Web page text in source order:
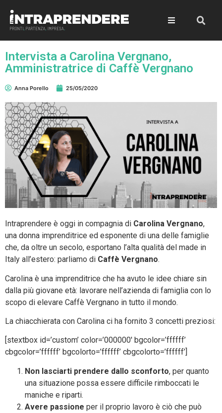
Intervista a Carolina Vergnano,
Amministratrice di Caffè Vergnano
Anna Porello 25/05/2020
Intraprendere è oggi in compagnia di Carolina Vergnano,
una donna imprenditrice ed esponente di una delle famiglie
che, da oltre un secolo, esportano l’alta qualità del made in
Italy all’estero: parliamo di Caffè Vergnano.
Carolina è una imprenditrice che ha avuto le idee chiare sin
dalla più giovane età: lavorare nell’azienda di famiglia con lo
scopo di elevare Caffè Vergnano in tutto il mondo.
La chiacchierata con Carolina ci ha fornito 3 concetti preziosi:
[stextbox id=’custom’ color=’000000′ bgcolor=’ffffff’
cbgcolor=’ffffff’ bgcolorto=’ffffff’ cbgcolorto=’ffffff’]
Non lasciarti prendere dallo sconforto, per quanto
una situazione possa essere difficile rimboccati le
maniche e riparti.
Avere passione per il proprio lavoro è ciò che può